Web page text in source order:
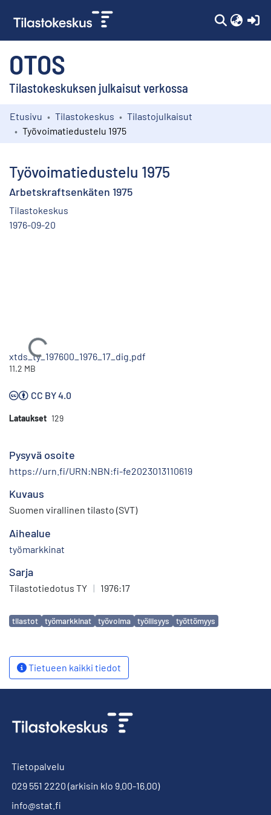
OTOS
Tilastokeskuksen julkaisut verkossa
Kokoelmat
Etusivu Tilastokeskus
Tilastojulkaisut
Työvoimatiedustelu 1975
Työvoimatiedustelu 1975
Arbetskraftsenkäten 1975
Tilastokeskus
1976-09-20
Ladataan...
xtds_ty_197600_1976_17_dig.pdf
11.2 MB
CC BY 4.0
Lataukset 129
Pysyvä osoite
https://urn.fi/URN:NBN:fi-fe2023013110619
Kuvaus
Suomen virallinen tilasto (SVT)
Aihealue
työmarkkinat
Sarja
Tilastotiedotus TY | 1976:17
Avainsanat
tilastot työmarkkinat työvoima työllisyys työttömyys
Tietueen kaikki tiedot
Tietopalvelu
029 551 2220 (arkisin klo 9.00-16.00)
info@stat.fi